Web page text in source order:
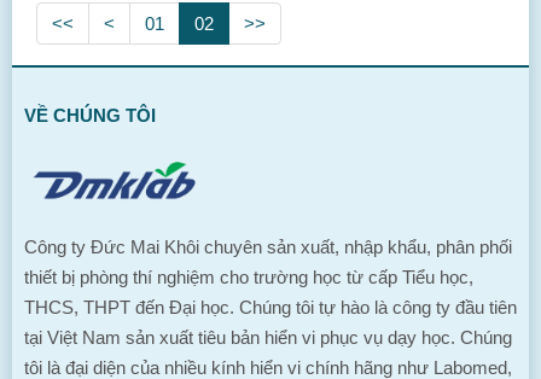
<< < 01 02 >>
VỀ CHÚNG TÔI
Công ty Đức Mai Khôi chuyên sản xuất, nhập khẩu, phân phối
thiết bị phòng thí nghiệm cho trường học từ cấp Tiểu học,
THCS, THPT đến Đại học. Chúng tôi tự hào là công ty đầu tiên
tại Việt Nam sản xuất tiêu bản hiển vi phục vụ dạy học. Chúng
tôi là đại diện của nhiều kính hiển vi chính hãng như Labomed,